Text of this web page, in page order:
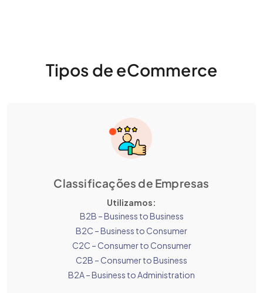
Tipos de eCommerce
Classificações de Empresas
Utilizamos:
B2B – Business to Business
B2C – Business to Consumer
C2C – Consumer to Consumer
C2B – Consumer to Business
B2A – Business to Administration